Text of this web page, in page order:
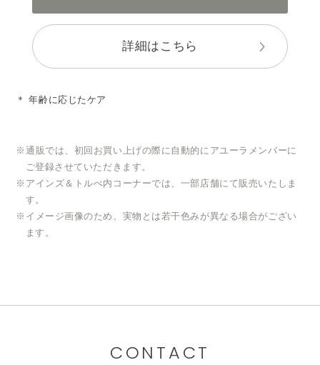
詳細はこちら
＊ 年齢に応じたケア
通販では、初回お買い上げの際に自動的にアユーラメンバーに
ご登録させていただきます。
アインズ＆トルぺ内コーナーでは、一部店舗にて販売いたしま
す。
イメージ画像のため、実物とは若干色みが異なる場合がござい
ます。
CONTACT